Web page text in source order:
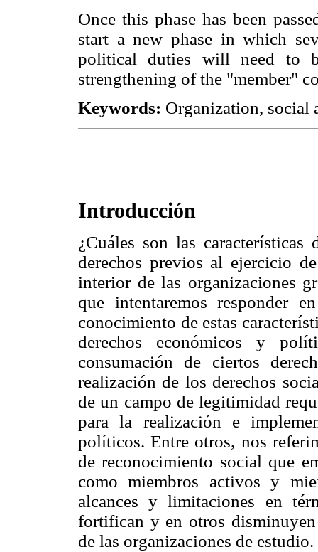
Once this phase has been
start a new phase in which
political duties will need to
strengthening of the "member"
Keywords: Organization, social
Introducción
¿Cuáles son las
derechos previos al ejercicio
interior de las organizaciones
que intentaremos responder
conocimiento de estas
derechos económicos y
consumación de ciertos
realización de los derechos
de un campo de legitimidad
para la realización e
políticos. Entre otros, nos
de reconocimiento social que
como miembros activos y
alcances y limitaciones en
fortifican y en otros
de las organizaciones de estudio.